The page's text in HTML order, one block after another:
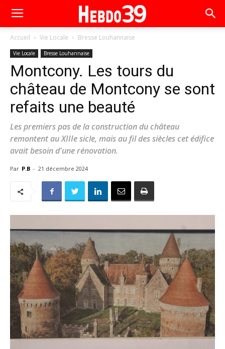
Accueil Vie Locale Bresse Louhannaise
Vie Locale Bresse Louhannaise
Montcony. Les tours du
château de Montcony se sont
refaits une beauté
Les premiers pas de la construction du château
remontent au XIIIe sicle, mais au fil des siècles cet édifice
avait besoin d'une rénovation.
Par P.B - 21 décembre 2024